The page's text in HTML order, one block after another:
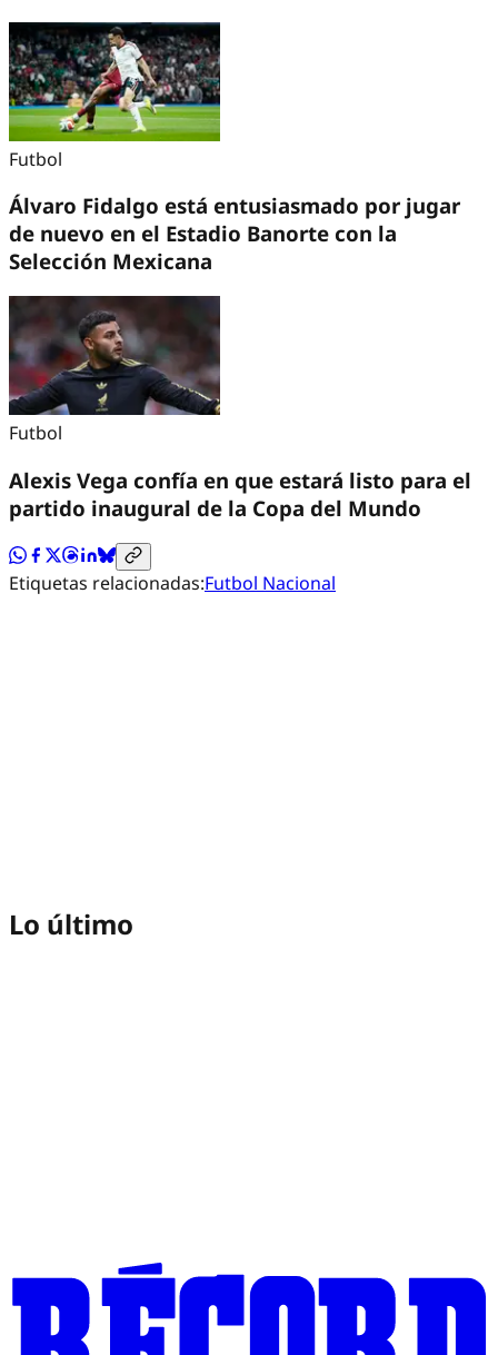
Futbol
Álvaro Fidalgo está entusiasmado por jugar
de nuevo en el Estadio Banorte con la
Selección Mexicana
Futbol
Alexis Vega confía en que estará listo para el
partido inaugural de la Copa del Mundo
Etiquetas relacionadas:Futbol Nacional
Lo último